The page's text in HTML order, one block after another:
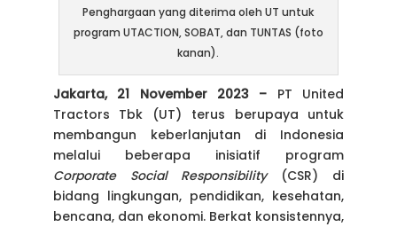
Penghargaan yang diterima oleh UT untuk
program UTACTION, SOBAT, dan TUNTAS (foto
kanan).
Jakarta, 21 November 2023 – PT United
Tractors Tbk (UT) terus berupaya untuk
membangun keberlanjutan di Indonesia
melalui beberapa inisiatif program
Corporate Social Responsibility (CSR) di
bidang lingkungan, pendidikan, kesehatan,
bencana, dan ekonomi. Berkat konsistennya,